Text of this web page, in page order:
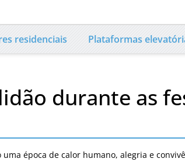
residenciais Plataformas
durante as
época de calor humano, alegria e